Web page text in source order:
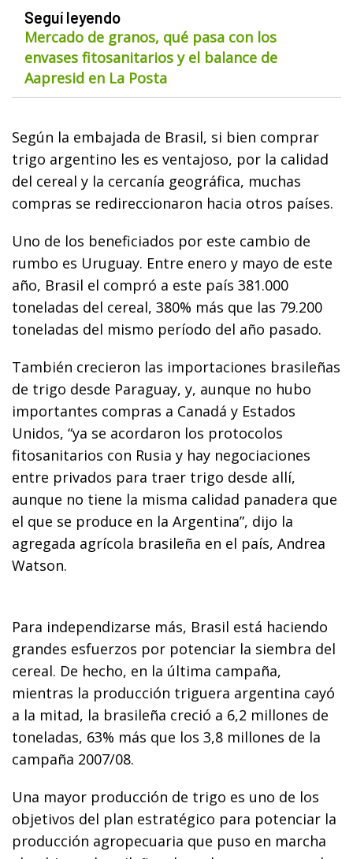
Seguí leyendo
Mercado de granos, qué pasa con los
envases fitosanitarios y el balance de
Aapresid en La Posta
Según la embajada de Brasil, si bien comprar
trigo argentino les es ventajoso, por la calidad
del cereal y la cercanía geográfica, muchas
compras se redireccionaron hacia otros países.
Uno de los beneficiados por este cambio de
rumbo es Uruguay. Entre enero y mayo de este
año, Brasil el compró a este país 381.000
toneladas del cereal, 380% más que las 79.200
toneladas del mismo período del año pasado.
También crecieron las importaciones brasileñas
de trigo desde Paraguay, y, aunque no hubo
importantes compras a Canadá y Estados
Unidos, “ya se acordaron los protocolos
fitosanitarios con Rusia y hay negociaciones
entre privados para traer trigo desde allí,
aunque no tiene la misma calidad panadera que
el que se produce en la Argentina”, dijo la
agregada agrícola brasileña en el país, Andrea
Watson.
Para independizarse más, Brasil está haciendo
grandes esfuerzos por potenciar la siembra del
cereal. De hecho, en la última campaña,
mientras la producción triguera argentina cayó
a la mitad, la brasileña creció a 6,2 millones de
toneladas, 63% más que los 3,8 millones de la
campaña 2007/08.
Una mayor producción de trigo es uno de los
objetivos del plan estratégico para potenciar la
producción agropecuaria que puso en marcha